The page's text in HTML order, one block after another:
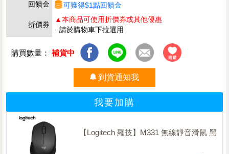
回饋金
可獲得$1點回饋金
折價券
▲本商品可使用折價券或其他優惠
· 請於購物車下拉選用
購買數量： 補貨中
到貨通知我
我要加購
【Logitech 羅技】M331 無線靜音滑鼠 黑